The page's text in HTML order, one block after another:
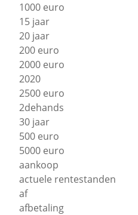
1000 euro
15 jaar
20 jaar
200 euro
2000 euro
2020
2500 euro
2dehands
30 jaar
500 euro
5000 euro
aankoop
actuele rentestanden
af
afbetaling